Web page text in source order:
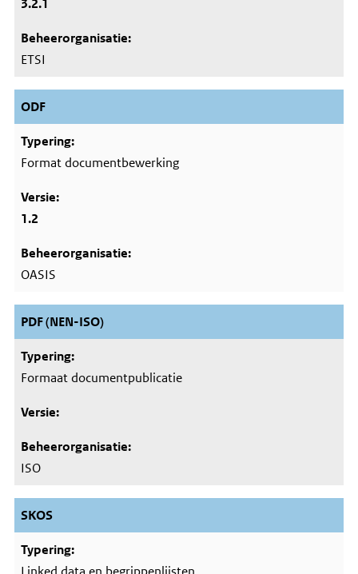
3.2.1
ETSI
ODF
Format documentbewerking
1.2
OASIS
PDF (NEN-ISO)
Formaat documentpublicatie
ISO
SKOS